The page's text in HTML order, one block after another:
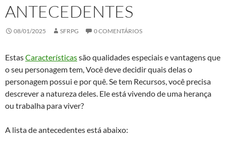
ANTECEDENTES
08/01/2025 SFRPG 0 COMENTÁRIOS
EstasCaracterísticassão qualidades especiais e vantagens que
o seu personagem tem, Você deve decidir quais delas o
personagem possui e por quê. Se tem Recursos, você precisa
descrever a natureza deles. Ele está vivendo de uma herança
ou trabalha para viver?
A lista de antecedentes está abaixo: